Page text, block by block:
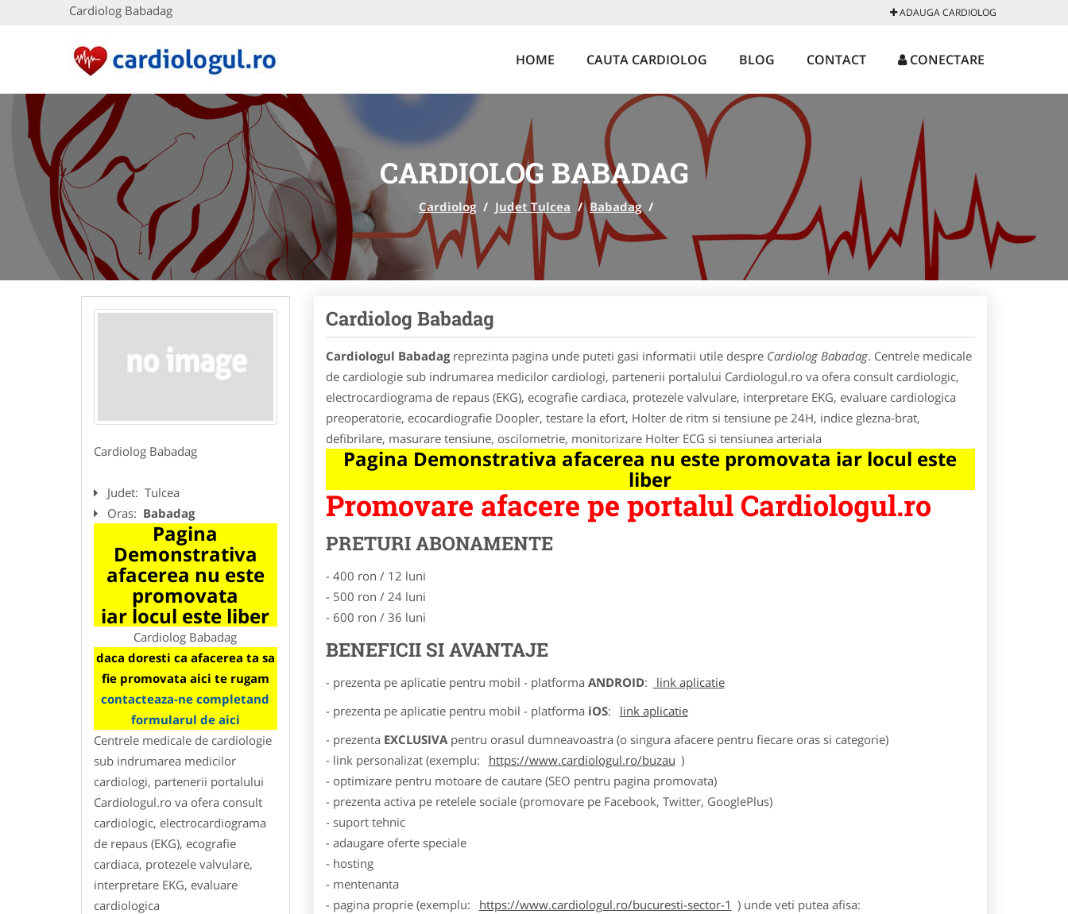
Cardiolog Babadag ADAUGA CARDIOLOG
HOME CAUTA CARDIOLOG BLOG CONTACT CONECTARE
CARDIOLOG BABADAG
Cardiolog / Judet Tulcea / Babadag /
Cardiolog Babadag
Judet: Tulcea
Oras: Babadag
Pagina
Demonstrativa
afacerea nu este
promovata
iar locul este liber
Cardiolog Babadag
daca doresti ca afacerea ta sa
fie promovata aici te rugam
contacteaza-ne completand
formularul de aici
Centrele medicale de cardiologie
sub indrumarea medicilor
cardiologi, partenerii portalului
Cardiologul.ro va ofera consult
cardiologic, electrocardiograma
de repaus (EKG), ecografie
cardiaca, protezele valvulare,
interpretare EKG, evaluare
cardiologica
Cardiolog Babadag
Cardiologul Babadagreprezinta pagina unde puteti gasi informatii utile despre Cardiolog Babadag. Centrele medicale
de cardiologie sub indrumarea medicilor cardiologi, partenerii portalului Cardiologul.ro va ofera consult cardiologic,
electrocardiograma de repaus (EKG), ecografie cardiaca, protezele valvulare, interpretare EKG, evaluare cardiologica
preoperatorie, ecocardiografie Doopler, testare la efort, Holter de ritm si tensiune pe 24H, indice glezna-brat,
defibrilare, masurare tensiune, oscilometrie, monitorizare Holter ECG si tensiunea arteriala
Pagina Demonstrativa afacerea nu este promovata iar locul este
liber
Promovare afacere pe portalul Cardiologul.ro
PRETURI ABONAMENTE
- 400 ron / 12 luni
- 500 ron / 24 luni
- 600 ron / 36 luni
BENEFICII SI AVANTAJE
- prezenta pe aplicatie pentru mobil - platforma ANDROID:
link aplicatie
- prezenta pe aplicatie pentru mobil - platforma iOS:
link aplicatie
- prezenta EXCLUSIVApentru orasul dumneavoastra (o singura afacere pentru fiecare oras si categorie)
- link personalizat (exemplu:
https://www.cardiologul.ro/buzau )
- optimizare pentru motoare de cautare (SEO pentru pagina promovata)
- prezenta activa pe retelele sociale (promovare pe Facebook, Twitter, GooglePlus)
- suport tehnic
- adaugare oferte speciale
- hosting
- mentenanta
- pagina proprie (exemplu:
https://www.cardiologul.ro/bucuresti-sector-1 ) unde veti putea afisa: